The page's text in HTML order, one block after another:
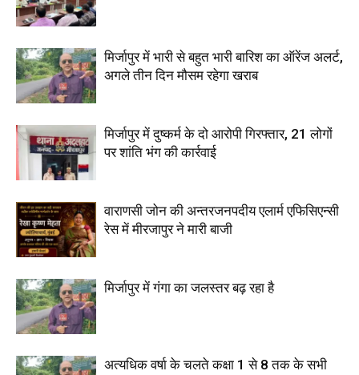
मिर्जापुर में भारी से बहुत भारी बारिश का ऑरेंज अलर्ट,
अगले तीन दिन मौसम रहेगा खराब
मिर्जापुर में दुष्कर्म के दो आरोपी गिरफ्तार, 21 लोगों
पर शांति भंग की कार्रवाई
वाराणसी जोन की अन्तरजनपदीय एलार्म एफिसिएन्सी
रेस में मीरजापुर ने मारी बाजी
मिर्जापुर में गंगा का जलस्तर बढ़ रहा है
अत्यधिक वर्षा के चलते कक्षा 1 से 8 तक के सभी